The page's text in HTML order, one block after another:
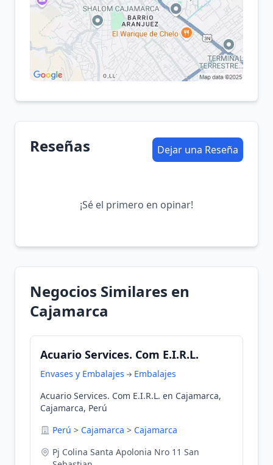
Reseñas Dejar una Reseña
¡Sé el primero en opinar!
Negocios Similares en
Cajamarca
Acuario Services. Com E.I.R.L.
Envases y Embalajes
Embalajes
Acuario Services. Com E.I.R.L. en Cajamarca,
Cajamarca, Perú
Perú > Cajamarca > Cajamarca
Pj Colina Santa Apolonia Nro 11 San